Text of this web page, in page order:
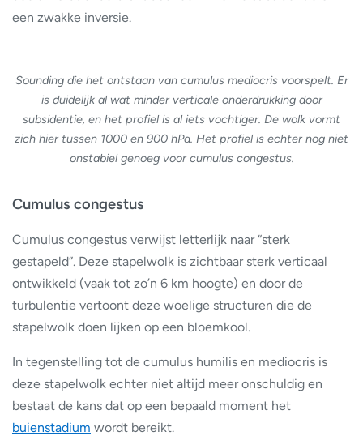
een zwakke inversie.
Sounding die het ontstaan van cumulus mediocris voorspelt. Er
is duidelijk al wat minder verticale onderdrukking door
subsidentie, en het profiel is al iets vochtiger. De wolk vormt
zich hier tussen 1000 en 900 hPa. Het profiel is echter nog niet
onstabiel genoeg voor cumulus congestus.
Cumulus congestus
Cumulus congestus verwijst letterlijk naar “sterk
gestapeld”. Deze stapelwolk is zichtbaar sterk verticaal
ontwikkeld (vaak tot zo’n 6 km hoogte) en door de
turbulentie vertoont deze woelige structuren die de
stapelwolk doen lijken op een bloemkool.
In tegenstelling tot de cumulus humilis en mediocris is
deze stapelwolk echter niet altijd meer onschuldig en
bestaat de kans dat op een bepaald moment het
buienstadium wordt bereikt.